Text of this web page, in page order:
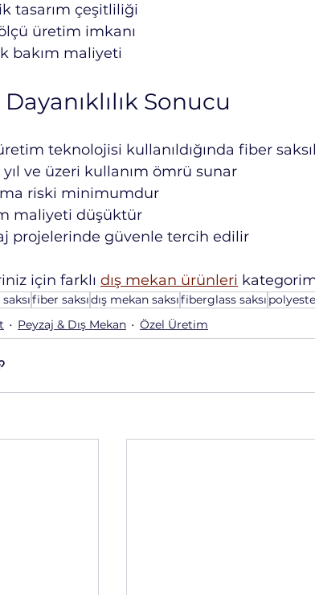
tasarım çeşitliliği
üretim imkanı
bakım maliyeti
Sonucu
teknolojisi kullanıldığında fiber
yıl ve üzeri kullanım ömrü sunar
riski minimumdur
maliyeti düşüktür
projelerinde güvenle tercih edilir
için farklı dış mekan ürünleri
fiber saksıdış mekan saksıfiberglass saksı
Peyzaj & Dış Mekan Özel Üretim